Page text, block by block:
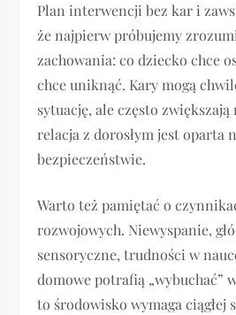
Plan interwencji bez kar i
że najpierw próbujemy
zachowania: co dziecko chce
chce uniknąć. Kary mogą
sytuację, ale często
relacja z dorosłym jest oparta
bezpieczeństwie.
Warto też pamiętać o
rozwojowych. Niewyspanie,
sensoryczne, trudności w
domowe potrafią „wybuchać”
to środowisko wymaga ciągłej